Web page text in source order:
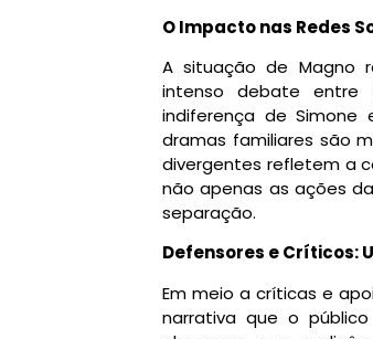
O Impacto nas Redes
A situação de Magno
intenso debate entre
indiferença de Simone
dramas familiares são
divergentes refletem a
não apenas as ações
separação.
Defensores e Críticos:
Em meio a críticas e
narrativa que o